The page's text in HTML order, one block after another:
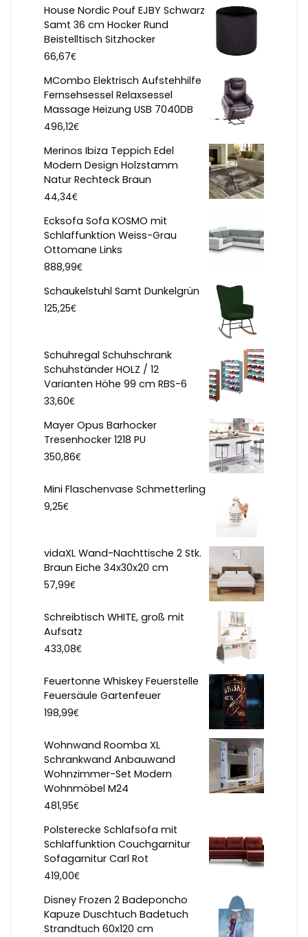
House Nordic Pouf EJBY Schwarz
Samt 36 cm Hocker Rund
Beistelltisch Sitzhocker
66,67€
MCombo Elektrisch Aufstehhilfe
Fernsehsessel Relaxsessel
Massage Heizung USB 7040DB
496,12€
Merinos Ibiza Teppich Edel
Modern Design Holzstamm
Natur Rechteck Braun
44,34€
Ecksofa Sofa KOSMO mit
Schlaffunktion Weiss-Grau
Ottomane Links
888,99€
Schaukelstuhl Samt Dunkelgrün
125,25€
Schuhregal Schuhschrank
Schuhständer HOLZ / 12
Varianten Höhe 99 cm RBS-6
33,60€
Mayer Opus Barhocker
Tresenhocker 1218 PU
350,86€
Mini Flaschenvase Schmetterling
9,25€
vidaXL Wand-Nachttische 2 Stk.
Braun Eiche 34x30x20 cm
57,99€
Schreibtisch WHITE, groß mit
Aufsatz
433,08€
Feuertonne Whiskey Feuerstelle
Feuersäule Gartenfeuer
198,99€
Wohnwand Roomba XL
Schrankwand Anbauwand
Wohnzimmer-Set Modern
Wohnmöbel M24
481,95€
Polsterecke Schlafsofa mit
Schlaffunktion Couchgarnitur
Sofagarnitur Carl Rot
419,00€
Disney Frozen 2 Badeponcho
Kapuze Duschtuch Badetuch
Strandtuch 60x120 cm